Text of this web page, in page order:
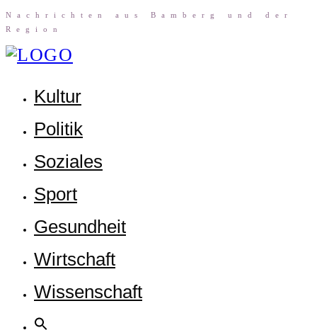
Nach­rich­ten aus Bam­berg und der
Region
Kul­tur
Poli­tik
Sozia­les
Sport
Gesund­heit
Wirt­schaft
Wis­sen­schaft